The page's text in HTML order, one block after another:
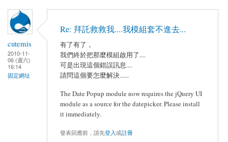
cutemis
2010-11-
06 (週六)
16:14
固定網址
Re: 拜託救救我....我模組套不進去...
有了有了，
我們終於把那麼模組啟用了....
可是出現這個錯誤訊息....
請問這個要怎麼解決......
The Date Popup module now requires the jQuery UI
module as a source for the datepicker. Please install
it immediately.
發表回應前，請先登入或註冊